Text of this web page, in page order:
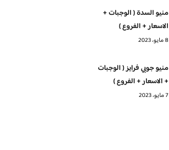
منيو السدة ( الوجبات +
الاسعار + الفروع )
8 مايو، 2023
منيو جوبي فرايز ( الوجبات
+ الاسعار + الفروع )
7 مايو، 2023